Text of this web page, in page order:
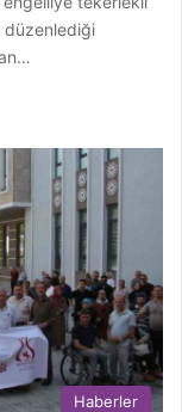
düzenlediği
Haberler